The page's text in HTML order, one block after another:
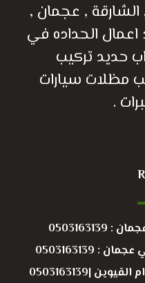
, عجمان ,
الحداده في
حديد تركيب
مظلات سيارات
.
|0503163139